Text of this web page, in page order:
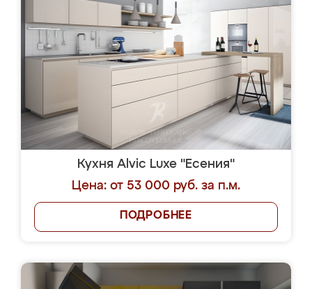
Кухня Alvic Luxe "Есения"
Цена: от 53 000 руб. за п.м.
ПОДРОБНЕЕ